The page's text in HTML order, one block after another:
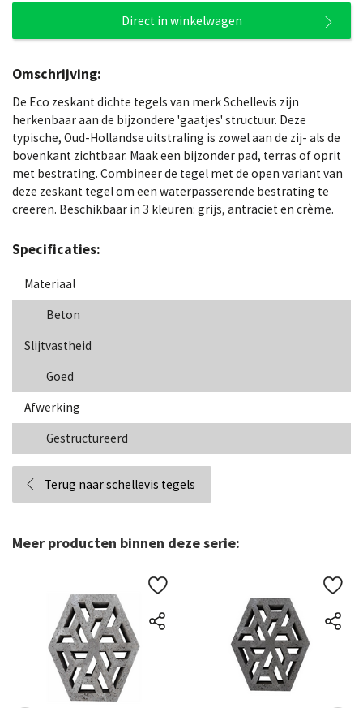
Direct in winkelwagen
Omschrijving:
De Eco zeskant dichte tegels van merk Schellevis zijn
herkenbaar aan de bijzondere 'gaatjes' structuur. Deze
typische, Oud-Hollandse uitstraling is zowel aan de zij- als de
bovenkant zichtbaar. Maak een bijzonder pad, terras of oprit
met bestrating. Combineer de tegel met de open variant van
deze zeskant tegel om een waterpasserende bestrating te
creëren. Beschikbaar in 3 kleuren: grijs, antraciet en crème.
Specificaties:
Materiaal
Beton
Slijtvastheid
Goed
Afwerking
Gestructureerd
Terug naar schellevis tegels
Meer producten binnen deze serie: